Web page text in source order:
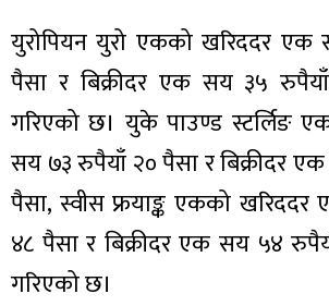
युरोपियन युरो एकको खरिददर
पैसा र बिक्रीदर एक सय ३५
गरिएको छ। युके पाउण्ड स्टर्लिङ
सय ७३ रुपैयाँ २० पैसा र बिक्रीदर
पैसा, स्वीस फ्रयाङ्क एकको
४८ पैसा र बिक्रीदर एक सय ५४
गरिएको छ।